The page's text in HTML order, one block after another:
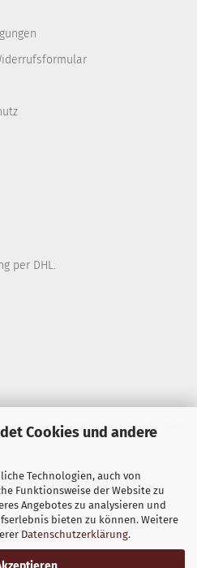
Cookies und andere
Technologien, auch von
Funktionsweise der Website zu
Angebotes zu analysieren und
bieten zu können. Weitere
Datenschutzerklärung.
per DHL.
Vielzahl von unterschiedlichen